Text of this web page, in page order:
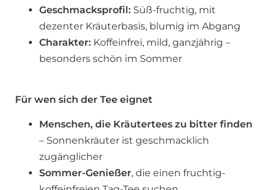
Geschmacksprofil: Süß-fruchtig, mit
dezenter Kräuterbasis, blumig im Abgang
Charakter: Koffeinfrei, mild, ganzjährig –
besonders schön im Sommer
Für wen sich der Tee eignet
Menschen, die Kräutertees zu bitter finden
– Sonnenkräuter ist geschmacklich
zugänglicher
Sommer-Genießer, die einen fruchtig-